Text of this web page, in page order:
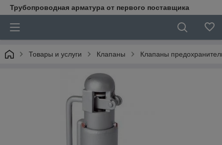
Трубопроводная арматура от первого поставщика
Товары и услуги Клапаны Клапаны